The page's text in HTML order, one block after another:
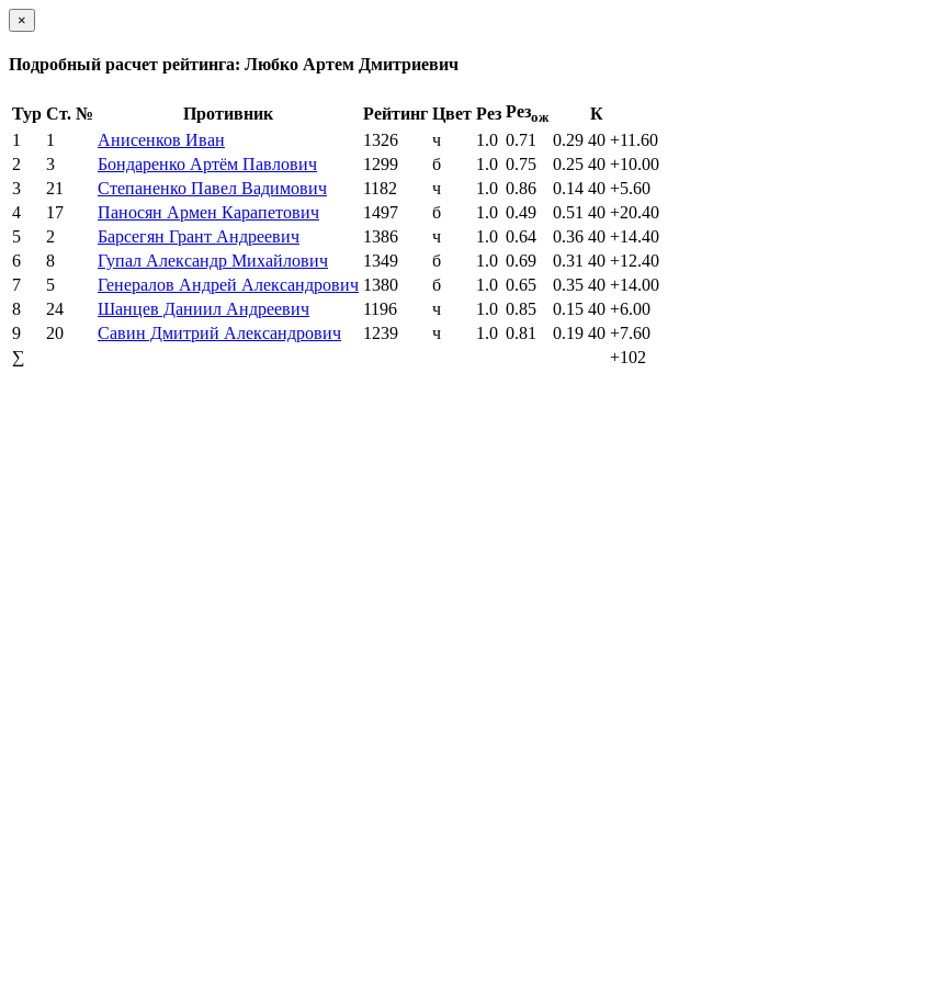
×
Подробный расчет рейтинга: Любко Артем Дмитриевич
Тур Ст. № Противник Рейтинг Цвет Рез Резож
К
1
1 Анисенков Иван 1326 ч 1.0 0.71 0.29 40 +11.60
2
3 Бондаренко Артём Павлович 1299 б 1.0 0.75 0.25 40 +10.00
3
21 Степаненко Павел Вадимович 1182 ч 1.0 0.86 0.14 40 +5.60
4
17 Паносян Армен Карапетович 1497 б 1.0 0.49 0.51 40 +20.40
5
2 Барсегян Грант Андреевич 1386 ч 1.0 0.64 0.36 40 +14.40
6
8 Гупал Александр Михайлович 1349 б 1.0 0.69 0.31 40 +12.40
7
5 Генералов Андрей Александрович 1380 б 1.0 0.65 0.35 40 +14.00
8
24 Шанцев Даниил Андреевич 1196 ч 1.0 0.85 0.15 40 +6.00
9
20 Савин Дмитрий Александрович 1239 ч 1.0 0.81 0.19 40 +7.60
∑
+102